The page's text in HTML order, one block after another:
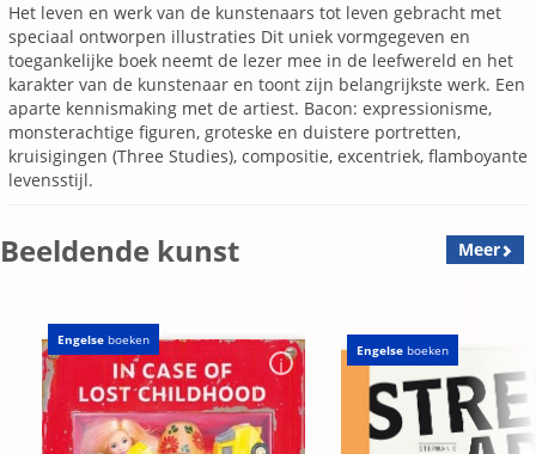
Het leven en werk van de kunstenaars tot leven gebracht met
speciaal ontworpen illustraties Dit uniek vormgegeven en
toegankelijke boek neemt de lezer mee in de leefwereld en het
karakter van de kunstenaar en toont zijn belangrijkste werk. Een
aparte kennismaking met de artiest. Bacon: expressionisme,
monsterachtige figuren, groteske en duistere portretten,
kruisigingen (Three Studies), compositie, excentriek, flamboyante
levensstijl.
Beeldende kunst Meer
Engelse boeken
Engelse boeken